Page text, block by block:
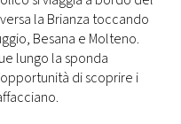
la Brianza toccando
Besana e Molteno.
lungo la sponda
di scoprire i